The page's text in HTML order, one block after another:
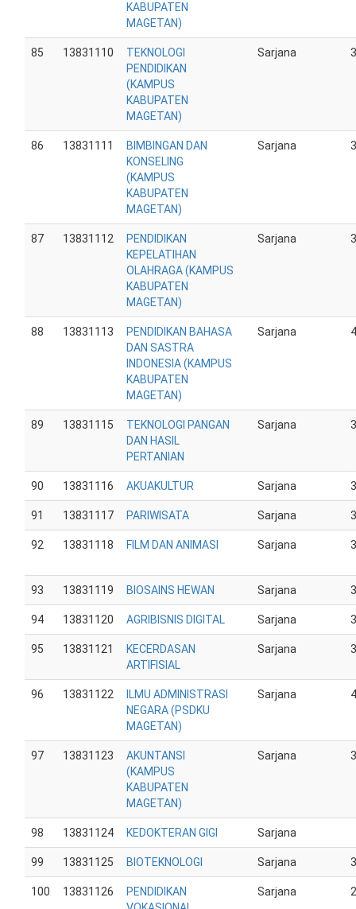
KABUPATEN
MAGETAN)
85 13831110
TEKNOLOGI
PENDIDIKAN
(KAMPUS
KABUPATEN
MAGETAN)
Sarjana
86 13831111
BIMBINGAN DAN
KONSELING
(KAMPUS
KABUPATEN
MAGETAN)
Sarjana
87 13831112
PENDIDIKAN
KEPELATIHAN
OLAHRAGA (KAMPUS
KABUPATEN
MAGETAN)
Sarjana
88 13831113
PENDIDIKAN BAHASA
DAN SASTRA
INDONESIA (KAMPUS
KABUPATEN
MAGETAN)
Sarjana
89 13831115
TEKNOLOGI PANGAN
DAN HASIL
PERTANIAN
Sarjana
90 13831116 AKUAKULTUR Sarjana
91 13831117 PARIWISATA Sarjana
92 13831118 FILM DAN ANIMASI Sarjana
93 13831119 BIOSAINS HEWAN Sarjana
94 13831120 AGRIBISNIS DIGITAL Sarjana
95 13831121
KECERDASAN
ARTIFISIAL
Sarjana
96 13831122
ILMU ADMINISTRASI
NEGARA (PSDKU
MAGETAN)
Sarjana
97 13831123
AKUNTANSI
(KAMPUS
KABUPATEN
MAGETAN)
Sarjana
98 13831124 KEDOKTERAN GIGI Sarjana
99 13831125 BIOTEKNOLOGI Sarjana
100 13831126
PENDIDIKAN
Sarjana